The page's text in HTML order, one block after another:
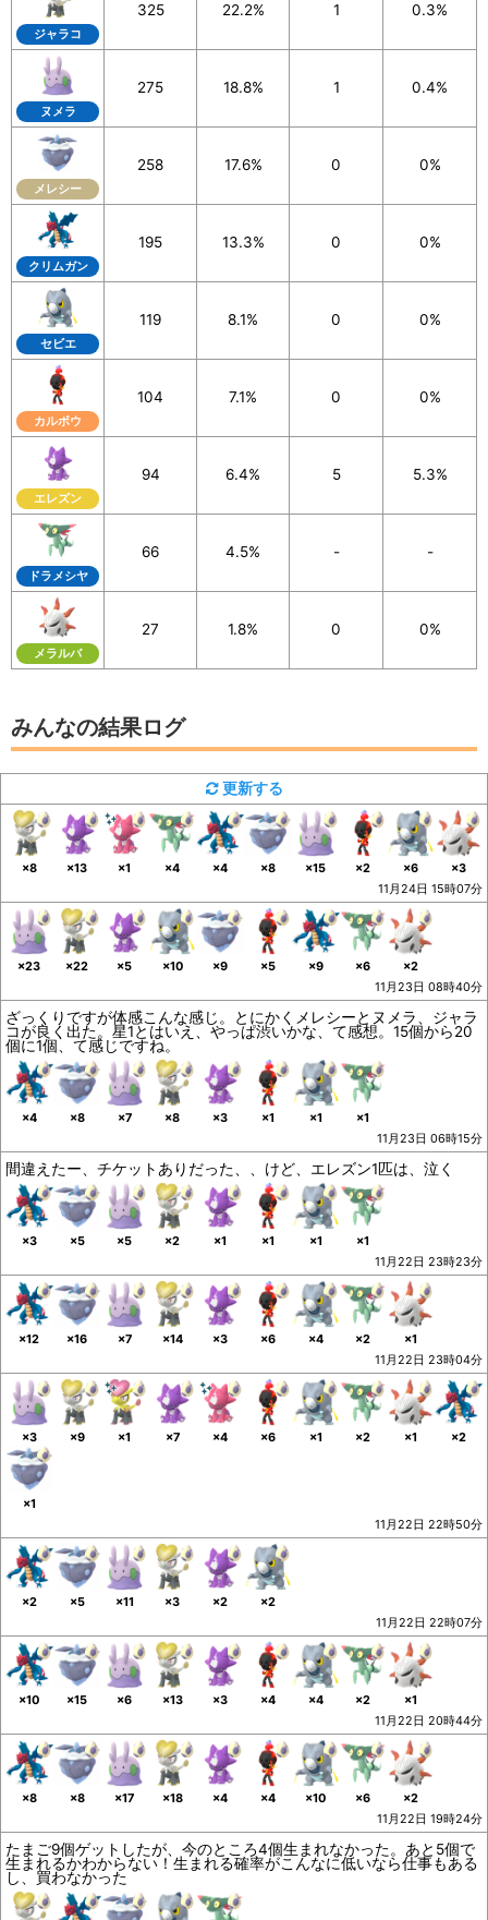
※「ワイルドウィーク」イベント開催期間中の2024年11月
18日(月) 0時01分～2024年11月22日(金)までに入手した1
0kmタマゴが対象
※上記期間中に入手した10kmタマゴから孵化したポケモン
は、全て入力をお願いします。
ジャラコ
325 22.2% 1 0.3%
ヌメラ
275 18.8% 1 0.4%
メレシー
258 17.6% 0 0%
クリムガン
195 13.3% 0 0%
セビエ
119 8.1% 0 0%
カルボウ
104 7.1% 0 0%
エレズン
94 6.4% 5 5.3%
ドラメシヤ
66 4.5% - -
メラルバ
27 1.8% 0 0%
みんなの結果ログ
更新する
×8 ×13 ×1 ×4 ×4 ×8 ×15 ×2 ×6
×3
11月24日 15時07分
×23 ×22 ×5 ×10 ×9 ×5 ×9 ×6
×2
11月23日 08時40分
ざっくりですが体感こんな感じ。とにかくメレシーとヌメラ、ジャラ
コが良く出た。星1とはいえ、やっぱ渋いかな、て感想。15個から20
個に1個、て感じですね。
×4 ×8 ×7 ×8 ×3 ×1 ×1
×1
11月23日 06時15分
間違えたー、チケットありだった、、けど、エレズン1匹は、泣く
×3 ×5 ×5 ×2 ×1 ×1 ×1
×1
11月22日 23時23分
×12 ×16 ×7 ×14 ×3 ×6 ×4 ×2
×1
11月22日 23時04分
×3 ×9 ×1 ×7 ×4 ×6 ×1 ×2 ×1 ×2
×1
11月22日 22時50分
×2 ×5 ×11 ×3 ×2
×2
11月22日 22時07分
×10 ×15 ×6 ×13 ×3 ×4 ×4 ×2
×1
11月22日 20時44分
×8 ×8 ×17 ×18 ×4 ×4 ×10 ×6
×2
11月22日 19時24分
たまご9個ゲットしたが、今のところ4個生まれなかった。あと5個で
生まれるかわからない！生まれる確率がこんなに低いなら仕事もある
し、買わなかった